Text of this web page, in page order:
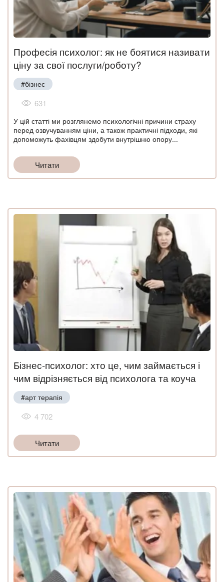
Професія психолог: як не боятися називати
ціну за свої послуги/роботу?
#бізнес
631
У цій статті ми розглянемо психологічні причини страху
перед озвучуванням ціни, а також практичні підходи, які
допоможуть фахівцям здобути внутрішню опору...
Читати
Бізнес-психолог: хто це, чим займається і
чим відрізняється від психолога та коуча
#арт терапія
4 702
Читати